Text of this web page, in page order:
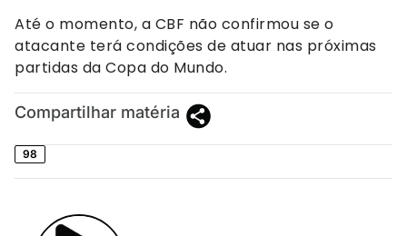
Até o momento, a CBF não confirmou se o
atacante terá condições de atuar nas próximas
partidas da Copa do Mundo.
Compartilhar matéria
98